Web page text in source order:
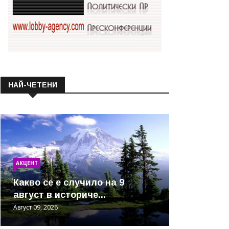
НАЙ-ЧЕТЕНИ
АКЦЕНТ
Какво се е случило на 9
август в историче...
Август 09, 2026